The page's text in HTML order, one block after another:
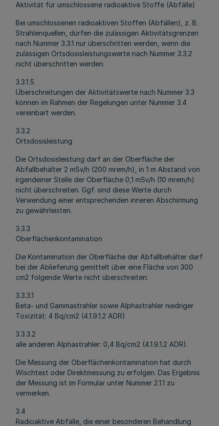
Aktivität für umschlossene radioaktive Stoffe (Abfälle)
Bei umschlossenen radioaktiven Stoffen (Abfällen), z. B.
Strahlenquellen, dürfen die zulässigen Aktivitätsgrenzen
nach Nummer 3.3.1 nur überschritten werden, wenn die
zulässigen Ortsdosisleistungswerte nach Nummer 3.3.2
nicht überschritten werden.
3.3.1.5
Überschreitungen der Aktivitätswerte nach Nummer 3.3
können im Rahmen der Regelungen unter Nummer 3.4
vereinbart werden.
3.3.2
Ortsdosisleistung
Die Ortsdosisleistung darf an der Oberfläche der
Abfallbehälter 2 mSv/h (200 mrem/h), in 1 m Abstand von
irgendeiner Stelle der Oberfläche 0,1 mSv/h (10 mrem/h)
nicht überschreiten. Ggf. sind diese Werte durch
Verwendung einer entsprechenden inneren Abschirmung
zu gewährleisten.
3.3.3
Oberflächenkontamination
Die Kontamination der Oberfläche der Abfallbehälter darf
bei der Ablieferung gemittelt über eine Fläche von 300
cm2 folgende Werte nicht überschreiten:
3.3.3.1
Beta- und Gammastrahler sowie Alphastrahler niedriger
Toxizität: 4 Bq/cm2 (4.1.9.1.2 ADR)
3.3.3.2
alle anderen Alphastrahler: 0,4 Bq/cm2 (4.1.9.1.2 ADR).
Die Messung der Oberflächenkontamination hat durch
Wischtest oder Direktmessung zu erfolgen. Das Ergebnis
der Messung ist im Formular unter Nummer 2.1.1 zu
vermerken.
3.4
Radioaktive Abfälle, die einer besonderen Behandlung